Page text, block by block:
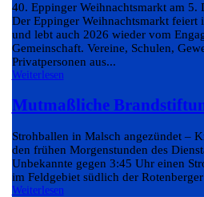
40. Eppinger Weihnachtsmarkt am 5.
Der Eppinger Weihnachtsmarkt feiert
und lebt auch 2026 wieder vom
Gemeinschaft. Vereine, Schulen,
Privatpersonen aus...
Weiterlesen
Mutmaßliche
Strohballen in Malsch angezündet –
den frühen Morgenstunden des
Unbekannte gegen 3:45 Uhr einen
im Feldgebiet südlich der
Weiterlesen